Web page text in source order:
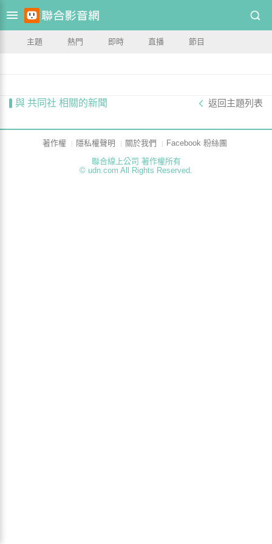
主題 熱門 即時 直播 節目
與 共同社 相關的新聞 返回主題列表
著作權 隱私權聲明 關於我們
Facebook 粉絲團
聯合線上公司 著作權所有
© udn.com All Rights Reserved.